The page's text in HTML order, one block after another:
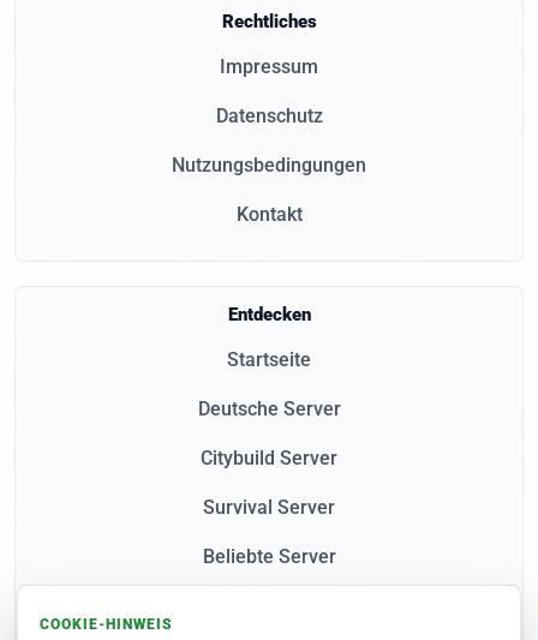
Rechtliches
Impressum
Datenschutz
Nutzungsbedingungen
Kontakt
Entdecken
Startseite
Deutsche Server
Citybuild Server
Survival Server
Beliebte Server
COOKIE-HINWEIS